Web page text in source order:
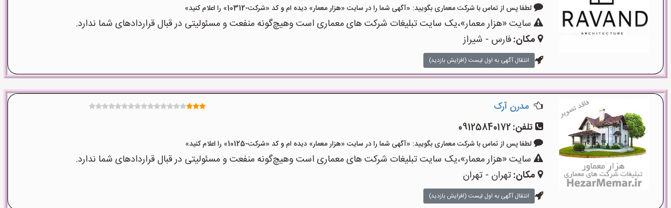
لطفا پس از تماس با شرکت معماری بگویید: «آگهی شما را در سایت «هزار معمار» دیده ام و کد «شرکت-10312» را اعلام کنید»
سایت «هزار معمار»،یک سایت تبلیغات شرکت های معماری است وهیچ‌گونه منفعت و مسئولیتی در قبال قراردادهای شما ندارد.
مکان:فارس - شیراز
انتقال آگهی به اول لیست (افزایش بازدید)
مدرن آرک
تلفن:09125840172
لطفا پس از تماس با شرکت معماری بگویید: «آگهی شما را در سایت «هزار معمار» دیده ام و کد «شرکت-10125» را اعلام کنید»
سایت «هزار معمار»،یک سایت تبلیغات شرکت های معماری است وهیچ‌گونه منفعت و مسئولیتی در قبال قراردادهای شما ندارد.
مکان:تهران - تهران
انتقال آگهی به اول لیست (افزایش بازدید)